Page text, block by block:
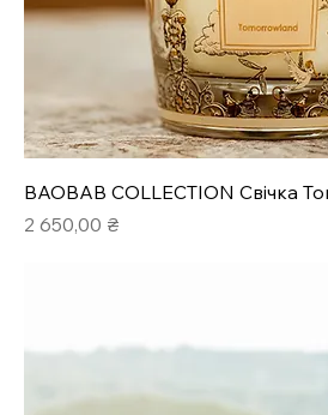
BAOBAB COLLECTION Свічка
Ціна
2 650,00 ₴